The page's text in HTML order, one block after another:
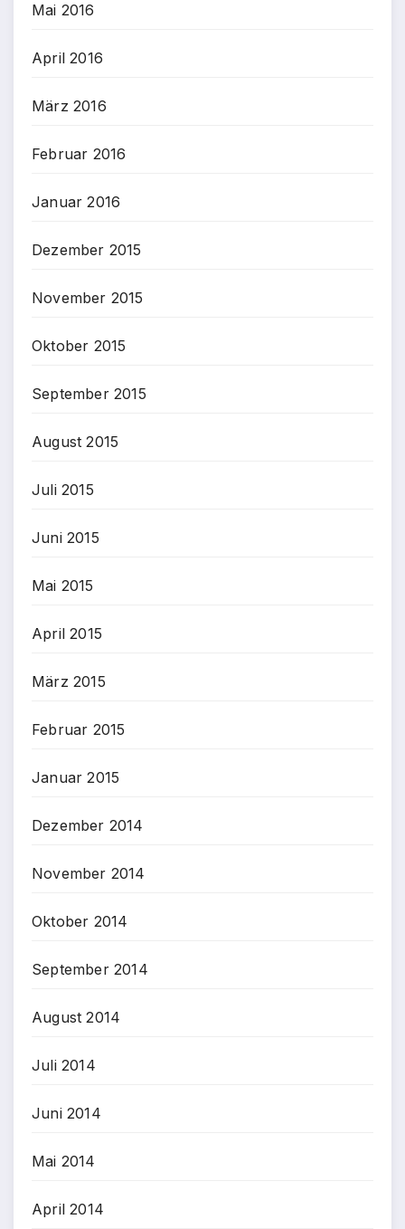
Mai 2016
April 2016
März 2016
Februar 2016
Januar 2016
Dezember 2015
November 2015
Oktober 2015
September 2015
August 2015
Juli 2015
Juni 2015
Mai 2015
April 2015
März 2015
Februar 2015
Januar 2015
Dezember 2014
November 2014
Oktober 2014
September 2014
August 2014
Juli 2014
Juni 2014
Mai 2014
April 2014